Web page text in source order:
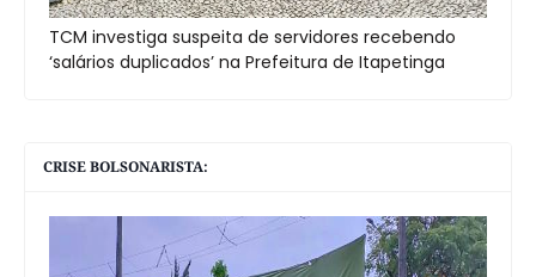
TCM investiga suspeita de servidores recebendo
‘salários duplicados’ na Prefeitura de Itapetinga
CRISE BOLSONARISTA: